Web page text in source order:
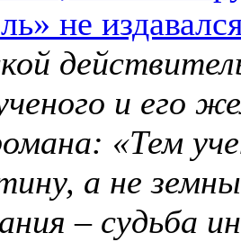
не
и его
«Тем
а не
– судьба